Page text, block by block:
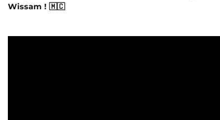
Wissam ! 🇲🇨